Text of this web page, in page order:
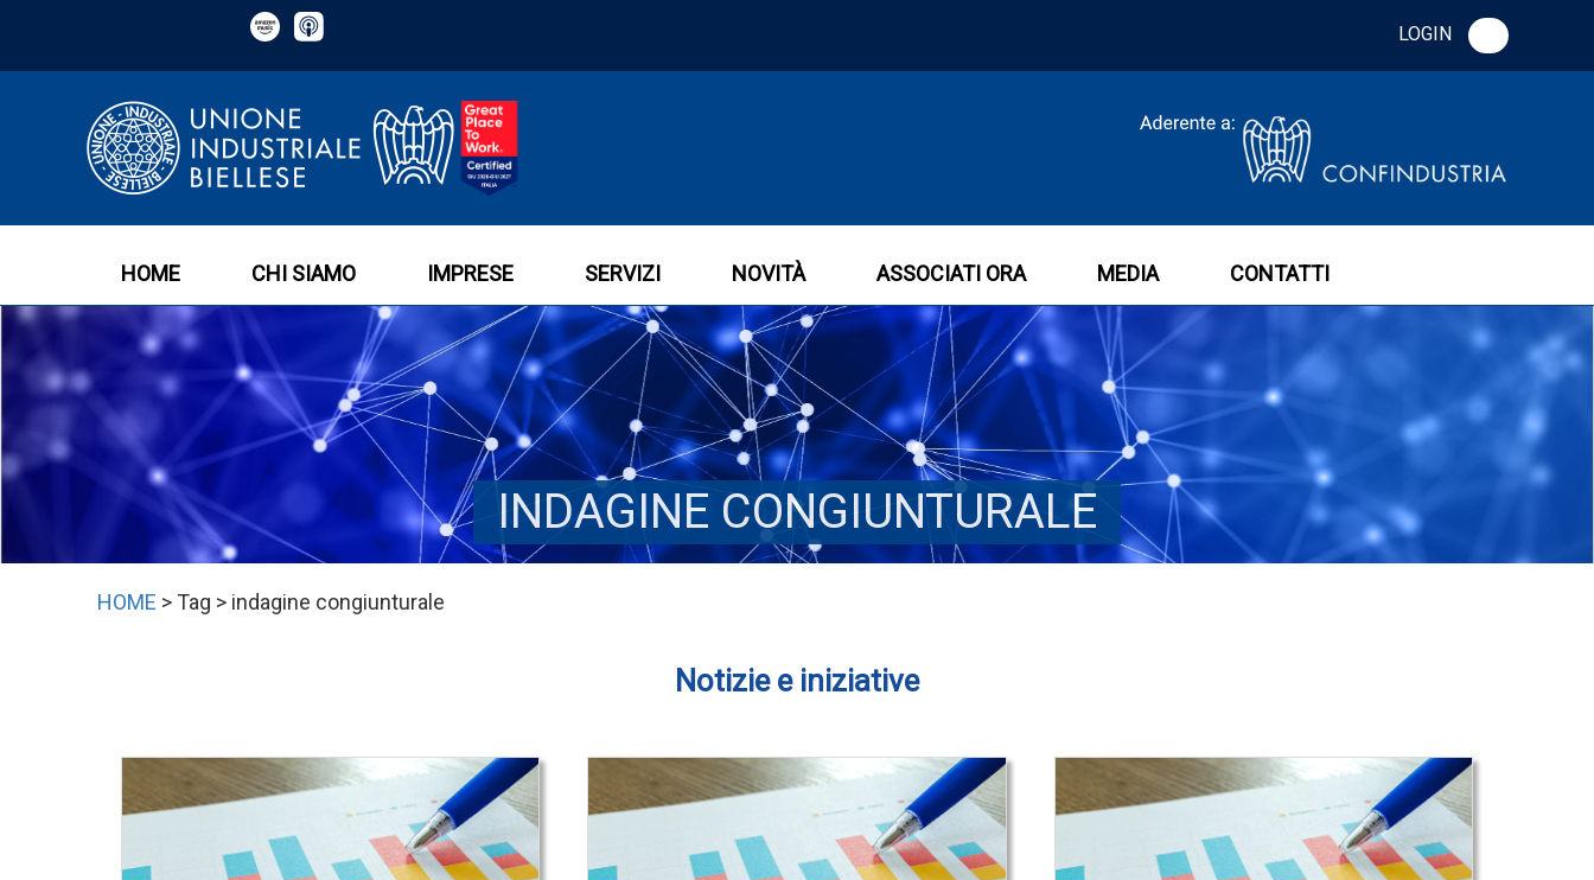
LOGIN
HOME CHI SIAMO IMPRESE SERVIZI NOVITÀ ASSOCIATI ORA MEDIA CONTATTI
INDAGINE CONGIUNTURALE
HOME > Tag > indagine congiunturale
Notizie e iniziative